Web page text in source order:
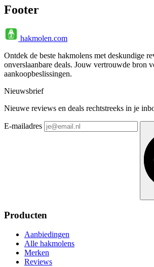
Footer
hakmolen.com
Ontdek de beste hakmolens met deskundige
onverslaanbare deals. Jouw vertrouwde bron
aankoopbeslissingen.
Nieuwsbrief
Nieuwe reviews en deals rechtstreeks in je
E-mailadres
Producten
Aanbiedingen
Alle hakmolens
Merken
Reviews